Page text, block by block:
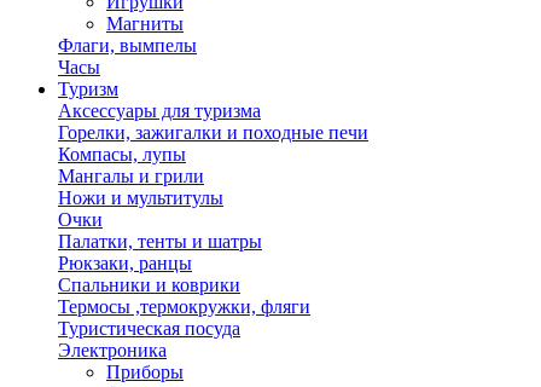
Магниты
Флаги, вымпелы
Часы
Туризм
Аксессуары для туризма
Горелки, зажигалки и походные печи
Компасы, лупы
Мангалы и грили
Ножи и мультитулы
Очки
Палатки, тенты и шатры
Рюкзаки, ранцы
Спальники и коврики
Термосы ,термокружки, фляги
Туристическая посуда
Электроника
Приборы